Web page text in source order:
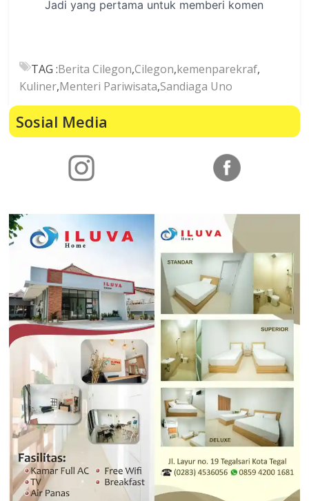
TAG :Berita Cilegon,Cilegon,kemenparekraf,
Kuliner,Menteri Pariwisata,Sandiaga Uno
Sosial Media